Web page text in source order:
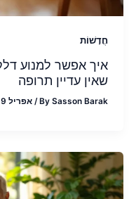
חֲדָשׁוֹת
איך אפשר למנוע
שאין עדיין תרופה
BySasson Barak
/ אפריל 19, 2026